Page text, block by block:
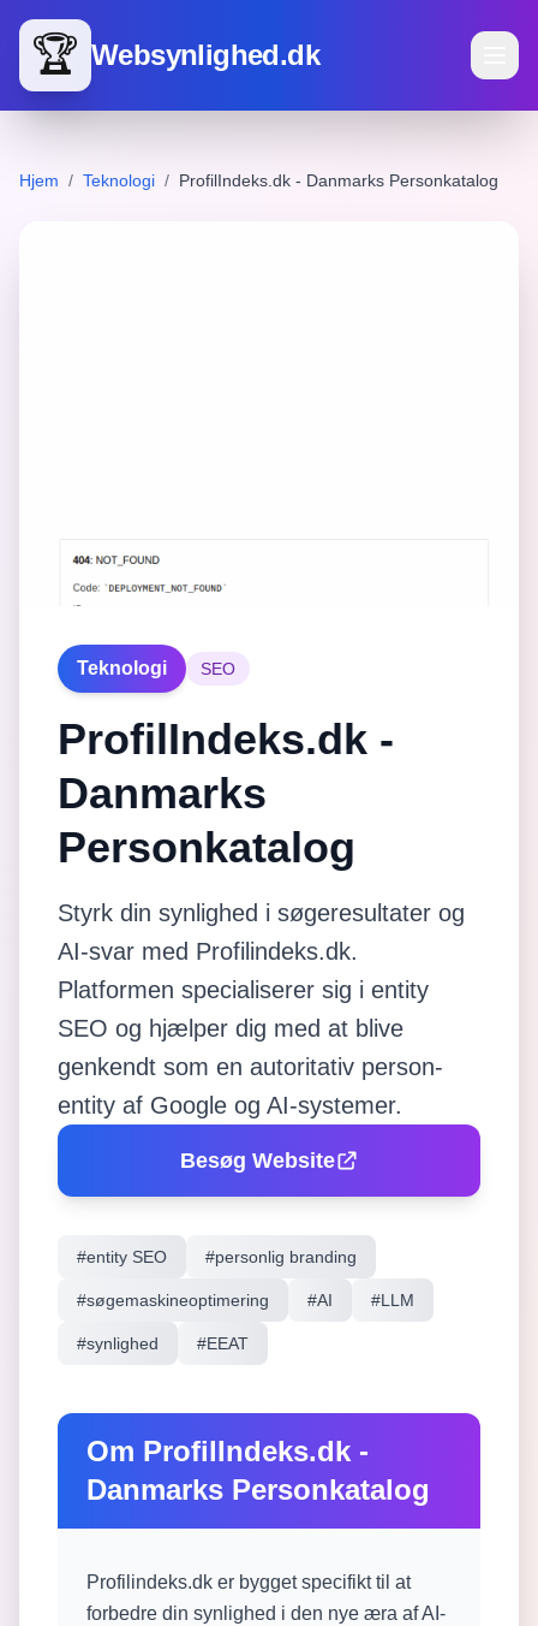
🏆 Websynlighed.dk
Hjem / Teknologi / ProfilIndeks.dk - Danmarks Personkatalog
Teknologi SEO
ProfilIndeks.dk -
Danmarks
Personkatalog
Styrk din synlighed i søgeresultater og
AI-svar med Profilindeks.dk.
Platformen specialiserer sig i entity
SEO og hjælper dig med at blive
genkendt som en autoritativ person-
entity af Google og AI-systemer.
Besøg Website
#entity SEO #personlig branding
#søgemaskineoptimering #AI #LLM
#synlighed #EEAT
Om ProfilIndeks.dk -
Danmarks Personkatalog
Profilindeks.dk er bygget specifikt til at
forbedre din synlighed i den nye æra af AI-